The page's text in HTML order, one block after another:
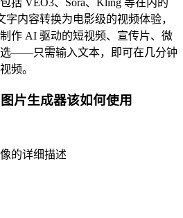
括 VEO3、Sora、Kling 等在内的
内容转换为电影级的视频体验，
作 AI 驱动的短视频、宣传片、微
——只需输入文本，即可在几分钟
频。
片生成器该如何使用
的详细描述